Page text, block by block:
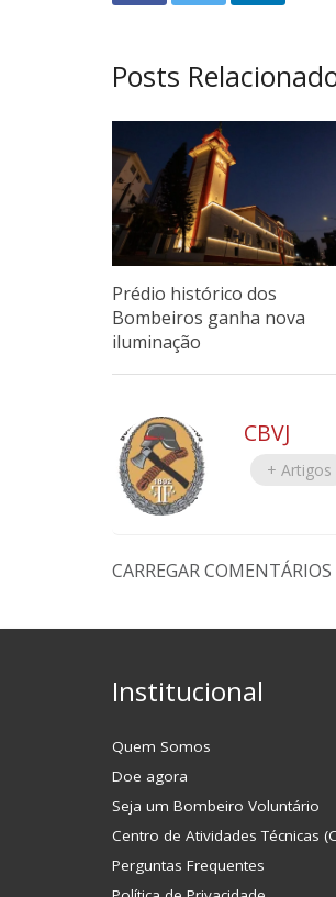
Posts
Prédio histórico dos
Bombeiros ganha nova
iluminação
CBVJ
+ Artigos
CARREGAR COMENTÁRIOS
Institucional
Quem Somos
Doe agora
Seja um Bombeiro Voluntário
Centro de Atividades Técnicas
Perguntas Frequentes